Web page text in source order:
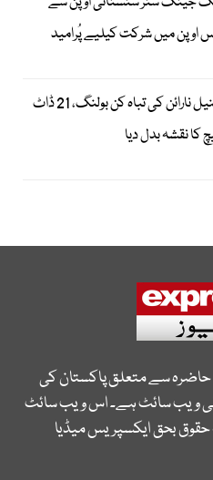
اوپن میں شرکت کیلیے پُرامید
سی پی ایل: سنیل نارائن کی تباہ کن بولنگ، 21 ڈاٹ
کا نقشہ بدل دیا
حاضرہ سے متعلق پاکستان کی
ویب سائٹ ہے۔ اس ویب سائٹ
حقوق بحق ایکسپریس میڈیا